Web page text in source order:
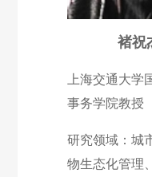
褚祝
上海交通大学
事务学院教授
研究领域：城
物生态化管理